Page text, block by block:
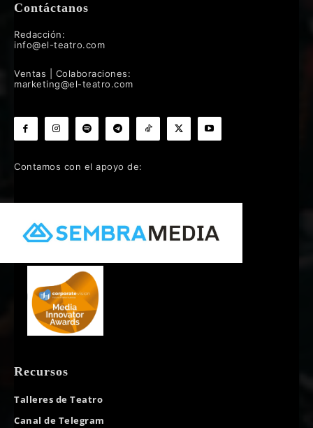
Contáctanos
Redacción:
info@el-teatro.com
Ventas | Colaboraciones:
marketing@el-teatro.com
Contamos con el apoyo de:
Recursos
Talleres de Teatro
Canal de Telegram